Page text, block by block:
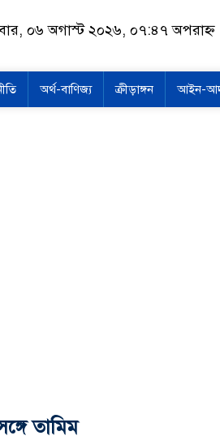
০৬ অগাস্ট ২০২৬, ০৭:৪৭ অপরাহ্ন
অর্থ-বাণিজ্য ক্রীড়াঙ্গন আইন-
তামিম